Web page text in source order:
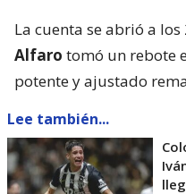
La cuenta se abrió a
Alfaro tomó un rebote
potente y ajustado
Lee también...